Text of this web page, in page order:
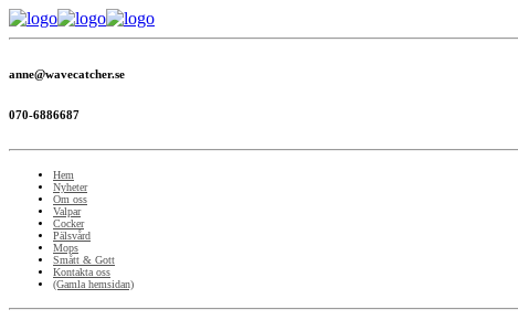
anne@wavecatcher.se
070-6886687
Hem
Nyheter
Om oss
Valpar
Cocker
Pälsvård
Mops
Smått & Gott
Kontakta oss
(Gamla hemsidan)